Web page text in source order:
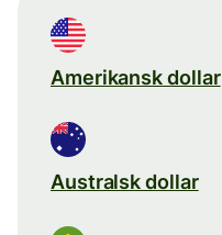
Amerikansk dollar
Australsk dollar